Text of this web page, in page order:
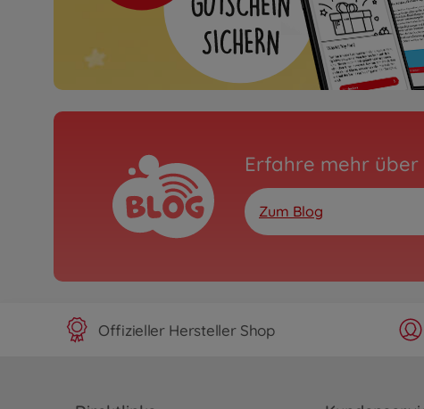
Erfahre mehr über
Zum Blog
Offizieller Hersteller Shop